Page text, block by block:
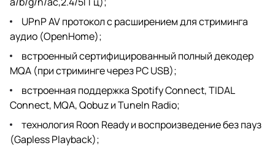
UPnP AV протокол с расширением для стриминга
аудио (OpenHome);
встроенный сертифицированный полный декодер
MQA (при стриминге через PC USB);
встроенная поддержка Spotify Connect, TIDAL
Connect, MQA, Qobuz и TuneIn Radio;
технология Roon Ready и воспроизведение без пауз
(Gapless Playback);